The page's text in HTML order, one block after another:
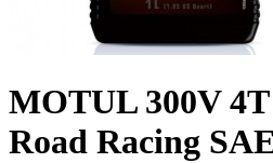
MOTUL 300V
Road Racing